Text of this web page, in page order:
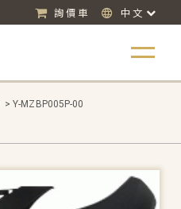
詢價車 中文
> Y-MZBP005P-00